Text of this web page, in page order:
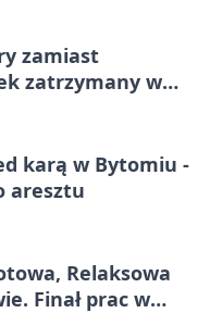
zamiast
zatrzymany w
karą w Bytomiu -
aresztu
Relaksowa
Finał prac w